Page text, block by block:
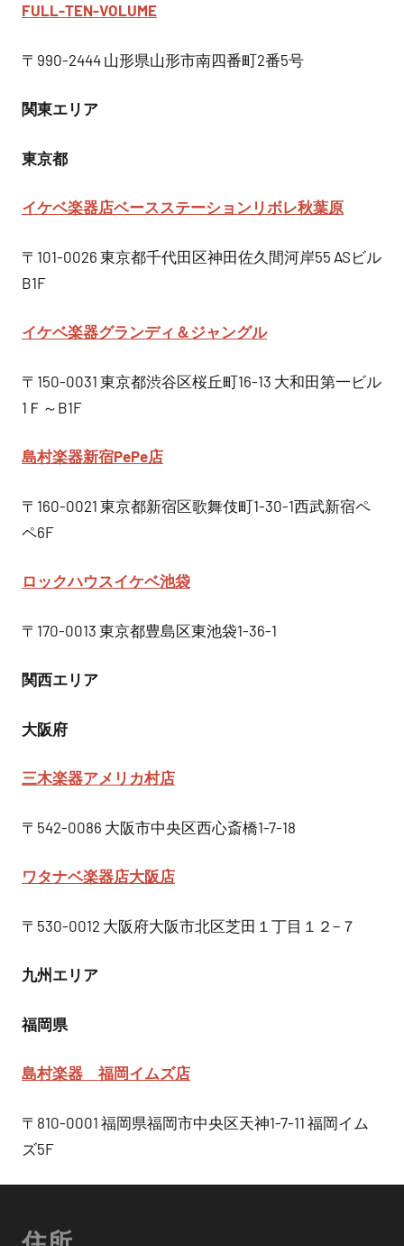
FULL-TEN-VOLUME
〒990-2444 山形県山形市南四番町2番5号
関東エリア
東京都
イケベ楽器店ベースステーション リボレ秋葉原
〒101-0026 東京都千代田区神田佐久間河岸55 ASビル
B1F
イケベ楽器グランディ＆ジャングル
〒150-0031 東京都渋谷区桜丘町16-13 大和田第一ビル
1Ｆ～B1F
島村楽器新宿PePe店
〒160-0021 東京都新宿区歌舞伎町1-30-1西武新宿ペ
ペ6F
ロックハウスイケベ池袋
〒170-0013 東京都豊島区東池袋1-36-1
関西エリア
大阪府
三木楽器アメリカ村店
〒542-0086 大阪市中央区西心斎橋1-7-18
ワタナベ楽器店大阪店
〒530-0012 大阪府大阪市北区芝田１丁目１２−７
九州エリア
福岡県
島村楽器 福岡イムズ店
〒810-0001 福岡県福岡市中央区天神1-7-11 福岡イム
ズ5F